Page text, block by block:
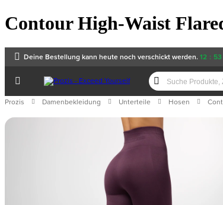
Contour High-Waist
12 : 53
Deine Bestellung kann heute noch verschickt werden.
Prozis Damenbekleidung Unterteile Hosen